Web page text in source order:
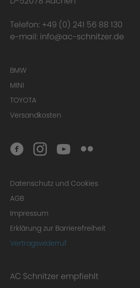
Telefon: +49 (0) 241 56 88 130
e-mail: info@ac-schnitzer.de
BMW
MINI
TOYOTA
Versandkosten
Datenschutz und Cookies
AGB
Impressum
Erklärung zur Barrierefreiheit
Vertragswiderruf
AC Schnitzer empfiehlt